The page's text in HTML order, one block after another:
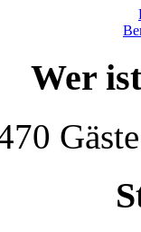
Wer